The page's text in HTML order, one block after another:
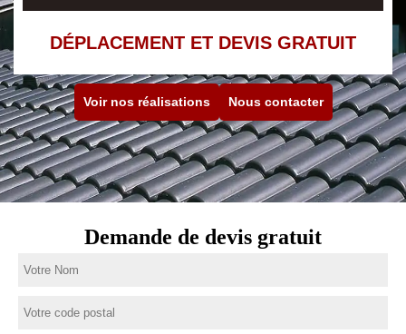
DÉPLACEMENT ET DEVIS GRATUIT
Voir nos réalisations Nous contacter
Demande de devis gratuit